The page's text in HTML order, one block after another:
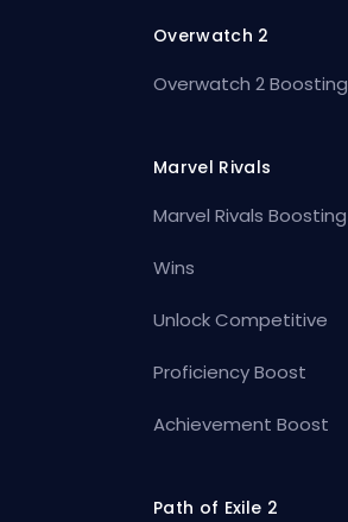
Overwatch 2
Overwatch 2 Boosting
Marvel Rivals
Marvel Rivals Boosting
Wins
Unlock Competitive
Proficiency Boost
Achievement Boost
Path of Exile 2